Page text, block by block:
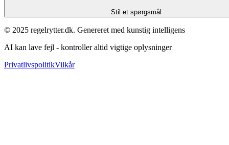
Stil et spørgsmål
© 2025 regelrytter.dk. Genereret med kunstig intelligens
AI kan lave fejl - kontroller altid vigtige oplysninger
PrivatlivspolitikVilkår